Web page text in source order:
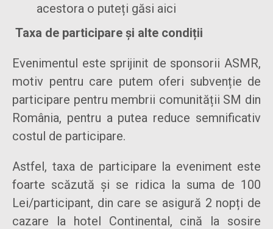
acestora o puteți găsi aici
Taxa de participare și alte condiții
Evenimentul este sprijinit de sponsorii ASMR,
motiv pentru care putem oferi subvenție de
participare pentru membrii comunității SM din
România, pentru a putea reduce semnificativ
costul de participare.
Astfel, taxa de participare la eveniment este
foarte scăzută și se ridica la suma de 100
Lei/participant, din care se asigură 2 nopți de
cazare la hotel Continental, cină la sosire